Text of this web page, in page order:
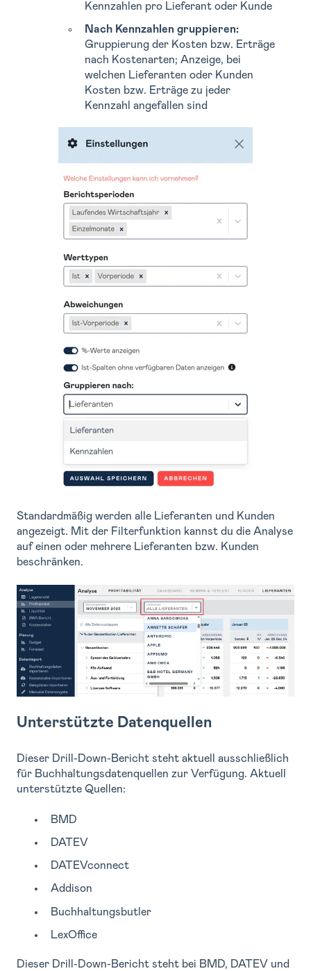
Kennzahlen pro Lieferant oder Kunde
Nach Kennzahlen gruppieren:
Gruppierung der Kosten bzw. Erträge
nach Kostenarten; Anzeige, bei
welchen Lieferanten oder Kunden
Kosten bzw. Erträge zu jeder
Kennzahl angefallen sind
Standardmäßig werden alle Lieferanten und Kunden
angezeigt. Mit der Filterfunktion kannst du die Analyse
auf einen oder mehrere Lieferanten bzw. Kunden
beschränken.
Unterstützte Datenquellen
Dieser Drill-Down-Bericht steht aktuell ausschließlich
für Buchhaltungsdatenquellen zur Verfügung. Aktuell
unterstützte Quellen:
BMD
DATEV
DATEVconnect
Addison
Buchhaltungsbutler
LexOffice
Dieser Drill-Down-Bericht steht bei BMD, DATEV und